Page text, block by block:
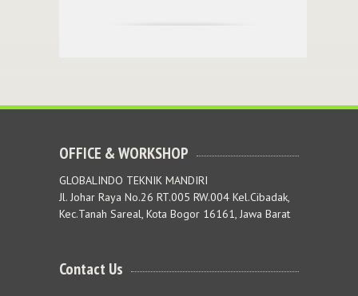
OFFICE & WORKSHOP
GLOBALINDO TEKNIK MANDIRI
Jl. Johar Raya No.26 RT.005 RW.004 Kel.Cibadak,
Kec.Tanah Sareal, Kota Bogor 16161, Jawa Barat
Contact Us